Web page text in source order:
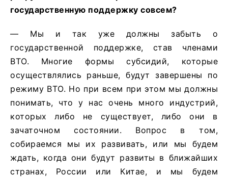
государственную поддержку совсем?
— Мы и так уже должны забыть о
государственной поддержке, став членами
ВТО. Многие формы субсидий, которые
осуществлялись раньше, будут завершены по
режиму ВТО. Но при всем при этом мы должны
понимать, что у нас очень много индустрий,
которых либо не существует, либо они в
зачаточном состоянии. Вопрос в том,
собираемся мы их развивать, или мы будем
ждать, когда они будут развиты в ближайших
странах, России или Китае, и мы будем